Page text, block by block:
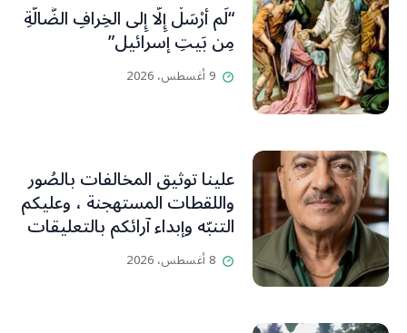
“لَم أُرْسَلْ إِلَّا إِلى الخِرافِ الضَّالَّةِ
مِن بَيتِ إسرائيل”
9 أغسطس، 2026
علينا توثيق المخالفات بالصُور
واللقطات المستهجنة ، وعليكم
التنبّه وإبداء آرائكم بالتعليقات
(جورج صبّاغ)
8 أغسطس، 2026